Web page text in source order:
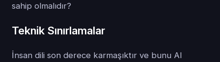
sahip olmalıdır?
Teknik Sınırlamalar
İnsan dili son derece karmaşıktır ve bunu AI